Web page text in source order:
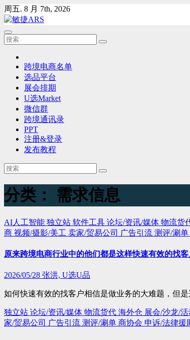
Skip
to
content
周五. 8 月 7th, 2026
跨境电商名单
选品平台
展会排期
U选Market
微信群
跨境通讯录
PPT
注册&登录
发布教程
分类： 需求信息
AI人工智能 独立站 软件工具 论坛/资讯/媒体 物流货
商 视频/摄影/美工 卖家/贸易公司 广告引流 测评/涮单
原来跨境电商行业中的他们都是这样快速有效的找
2026/05/28 张洪, U选U品
如何快速有效的找客户相信是做业务的大难题，但
独立站 论坛/资讯/媒体 物流货代 海外仓 展会/沙龙/活
家/贸易公司 广告引流 测评/涮单 商协会 申诉/法律援